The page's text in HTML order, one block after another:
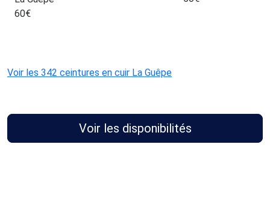
60€
Voir les 342 ceintures en cuir La Guêpe
Voir les disponibilités